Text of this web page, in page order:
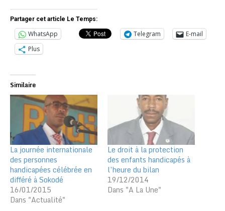
Partager cet article Le Temps:
WhatsApp Telegram
E-mail
Plus
Similaire
La journée internationale
des personnes
handicapées célébrée en
différé à Sokodé
16/01/2015
Dans "Actualité"
Le droit à la protection
des enfants handicapés à
l’heure du bilan
19/12/2014
Dans "A La Une"